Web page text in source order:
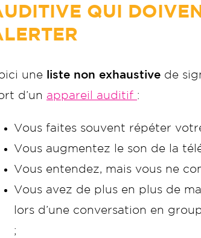
QUI
une liste non exhaustive de
d’un appareil auditif :
Vous faites souvent répéter
Vous augmentez le son de la
Vous entendez, mais vous ne
Vous avez de plus en plus de
lors d’une conversation en
;